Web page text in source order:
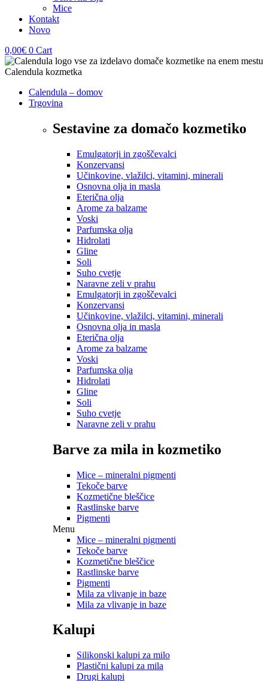
Mice
Kontakt
Novo
0,00€ 0 Cart
Calendula – domov
Trgovina
Sestavine za domačo kozmetiko
Emulgatorji in zgoščevalci
Konzervansi
Učinkovine, vlažilci, vitamini, minerali
Osnovna olja in masla
Eterična olja
Arome za balzame
Voski
Parfumska olja
Hidrolati
Gline
Soli
Suho cvetje
Naravne zeli v prahu
Emulgatorji in zgoščevalci
Konzervansi
Učinkovine, vlažilci, vitamini, minerali
Osnovna olja in masla
Eterična olja
Arome za balzame
Voski
Parfumska olja
Hidrolati
Gline
Soli
Suho cvetje
Naravne zeli v prahu
Barve za mila in kozmetiko
Mice – mineralni pigmenti
Tekoče barve
Kozmetične bleščice
Rastlinske barve
Pigmenti
Menu
Mice – mineralni pigmenti
Tekoče barve
Kozmetične bleščice
Rastlinske barve
Pigmenti
Mila za vlivanje in baze
Mila za vlivanje in baze
Kalupi
Silikonski kalupi za milo
Plastični kalupi za mila
Drugi kalupi